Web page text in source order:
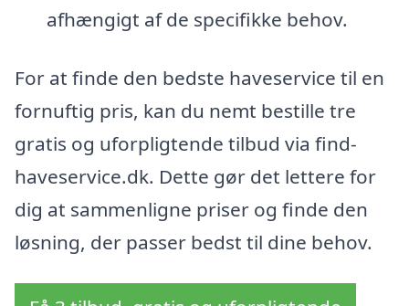
afhængigt af de specifikke behov.
For at finde den bedste haveservice til en
fornuftig pris, kan du nemt bestille tre
gratis og uforpligtende tilbud via find-
haveservice.dk. Dette gør det lettere for
dig at sammenligne priser og finde den
løsning, der passer bedst til dine behov.